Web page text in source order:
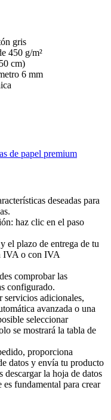
gris
450 g/m²
cm)
6 mm
de papel premium
deseadas para
haz clic en el paso
el plazo de entrega de tu
IVA o con IVA
comprobar las
configurado.
servicios adicionales,
avanzada o una
seleccionar
se mostrará la tabla de
proporciona
datos y envía tu producto
descargar la hoja de datos
fundamental para crear